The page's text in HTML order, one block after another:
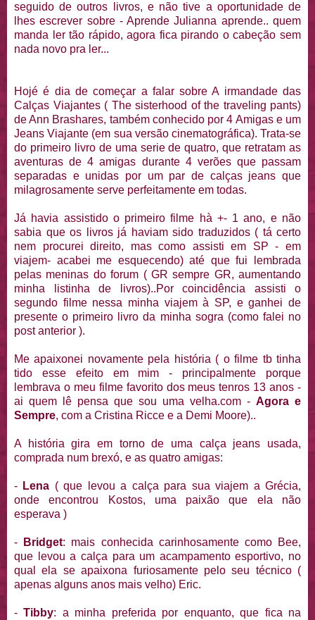
seguido de outros livros, e não tive a oportunidade de
lhes escrever sobre - Aprende Julianna aprende.. quem
manda ler tão rápido, agora fica pirando o cabeção sem
nada novo pra ler...
Hojé é dia de começar a falar sobre A irmandade das
Calças Viajantes ( The sisterhood of the traveling pants)
de Ann Brashares, também conhecido por 4 Amigas e um
Jeans Viajante (em sua versão cinematográfica). Trata-se
do primeiro livro de uma serie de quatro, que retratam as
aventuras de 4 amigas durante 4 verões que passam
separadas e unidas por um par de calças jeans que
milagrosamente serve perfeitamente em todas.
Já havia assistido o primeiro filme hà +- 1 ano, e não
sabia que os livros já haviam sido traduzidos ( tá certo
nem procurei direito, mas como assisti em SP - em
viajem- acabei me esquecendo) até que fui lembrada
pelas meninas do forum ( GR sempre GR, aumentando
minha listinha de livros)..Por coincidência assisti o
segundo filme nessa minha viajem à SP, e ganhei de
presente o primeiro livro da minha sogra (como falei no
post anterior ).
Me apaixonei novamente pela história ( o filme tb tinha
tido esse efeito em mim - principalmente porque
lembrava o meu filme favorito dos meus tenros 13 anos -
ai quem lê pensa que sou uma velha.com - Agora e
Sempre, com a Cristina Ricce e a Demi Moore)..
A história gira em torno de uma calça jeans usada,
comprada num brexó, e as quatro amigas:
- Lena ( que levou a calça para sua viajem a Grécia,
onde encontrou Kostos, uma paixão que ela não
esperava )
- Bridget: mais conhecida carinhosamente como Bee,
que levou a calça para um acampamento esportivo, no
qual ela se apaixona furiosamente pelo seu técnico (
apenas alguns anos mais velho) Eric.
-Tibby: a minha preferida por enquanto, que fica na